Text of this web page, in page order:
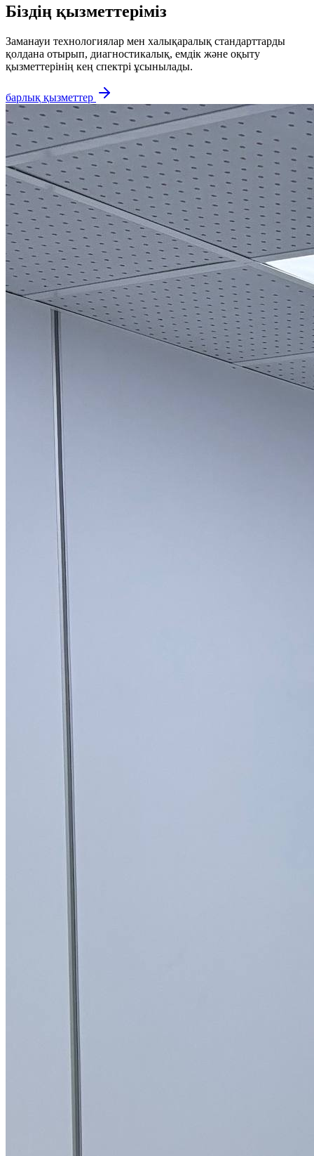
Біздің қызметтеріміз
Заманауи технологиялар мен халықаралық стандарттарды
қолдана отырып, диагностикалық, емдік және оқыту
қызметтерінің кең спектрі ұсынылады.
барлық қызметтер